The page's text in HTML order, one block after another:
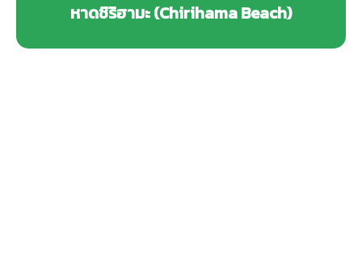
หาดชิริฮามะ (Chirihama Beach)